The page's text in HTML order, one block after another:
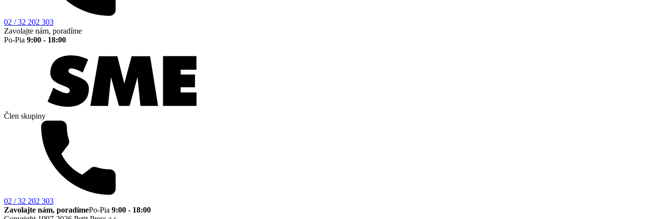
02 / 32 202 303
Zavolajte nám, poradíme
Po-Pia 9:00 - 18:00
Člen skupiny
02 / 32 202 303
Zavolajte nám, poradímePo-Pia 9:00 - 18:00